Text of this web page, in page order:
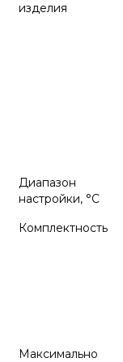
изделия
Диапазон
настройки, °С
Комплектность
Максимально